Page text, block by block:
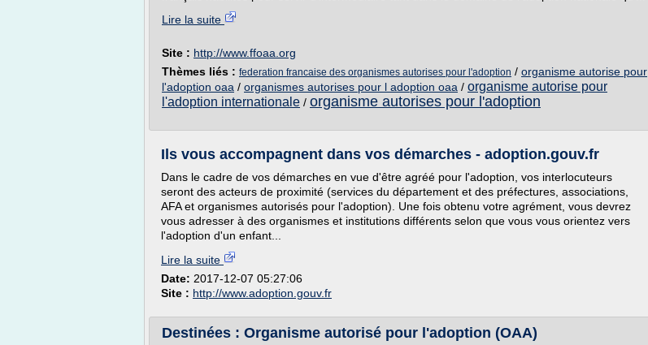
Lire la suite
Site : http://www.ffoaa.org
Thèmes liés : federation francaise des organismes autorises pour l'adoption / organisme autorise pour
l'adoption oaa / organismes autorises pour l adoption oaa / organisme autorise pour
l'adoption internationale / organisme autorises pour l'adoption
Ils vous accompagnent dans vos démarches - adoption.gouv.fr
Dans le cadre de vos démarches en vue d'être agréé pour l'adoption, vos interlocuteurs
seront des acteurs de proximité (services du département et des préfectures, associations,
AFA et organismes autorisés pour l'adoption). Une fois obtenu votre agrément, vous devrez
vous adresser à des organismes et institutions différents selon que vous vous orientez vers
l'adoption d'un enfant...
Lire la suite
Date: 2017-12-07 05:27:06
Site : http://www.adoption.gouv.fr
Destinées : Organisme autorisé pour l'adoption (OAA)